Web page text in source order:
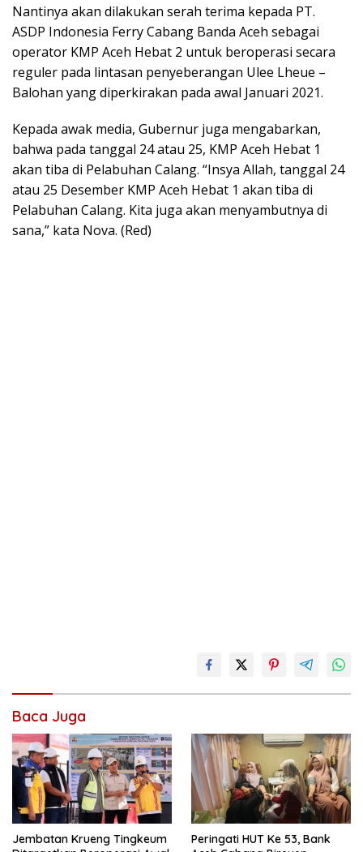
Nantinya akan dilakukan serah terima kepada PT.
ASDP Indonesia Ferry Cabang Banda Aceh sebagai
operator KMP Aceh Hebat 2 untuk beroperasi secara
reguler pada lintasan penyeberangan Ulee Lheue –
Balohan yang diperkirakan pada awal Januari 2021.
Kepada awak media, Gubernur juga mengabarkan,
bahwa pada tanggal 24 atau 25, KMP Aceh Hebat 1
akan tiba di Pelabuhan Calang. “Insya Allah, tanggal 24
atau 25 Desember KMP Aceh Hebat 1 akan tiba di
Pelabuhan Calang. Kita juga akan menyambutnya di
sana,” kata Nova. (Red)
Baca Juga
Jembatan Krueng Tingkeum
Peringati HUT Ke 53, Bank